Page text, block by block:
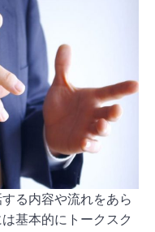
る内容や流れをあら
基本的にトークスク